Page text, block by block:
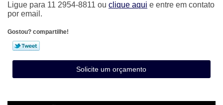
Ligue para 11 2954-8811 ou clique aqui e entre em contato
por email.
Gostou? compartilhe!
Solicite um orçamento